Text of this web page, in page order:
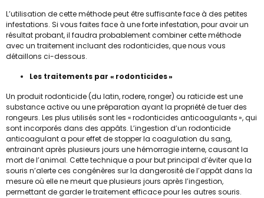
L’utilisation de cette méthode peut être suffisante face à des petites
infestations. Si vous faites face à une forte infestation, pour avoir un
résultat probant, il faudra probablement combiner cette méthode
avec un traitement incluant des rodonticides, que nous vous
détaillons ci-dessous.
Les traitements par « rodonticides »
Un produit rodonticide (du latin, rodere, ronger) ou raticide est une
substance active ou une préparation ayant la propriété de tuer des
rongeurs. Les plus utilisés sont les « rodonticides anticoagulants », qui
sont incorporés dans des appâts. L’ingestion d’un rodonticide
anticoagulant a pour effet de stopper la coagulation du sang,
entrainant après plusieurs jours une hémorragie interne, causant la
mort de l’animal. Cette technique a pour but principal d’éviter que la
souris n’alerte ces congénères sur la dangerosité de l’appât dans la
mesure où elle ne meurt que plusieurs jours après l’ingestion,
permettant de garder le traitement efficace pour les autres souris.